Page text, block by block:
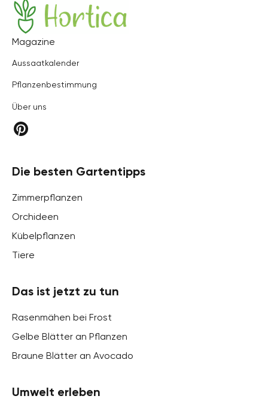
Hortica
Magazine
Aussaatkalender
Pflanzenbestimmung
Über uns
Die besten Gartentipps
Zimmerpflanzen
Orchideen
Kübelpflanzen
Tiere
Das ist jetzt zu tun
Rasenmähen bei Frost
Gelbe Blätter an Pflanzen
Braune Blätter an Avocado
Umwelt erleben